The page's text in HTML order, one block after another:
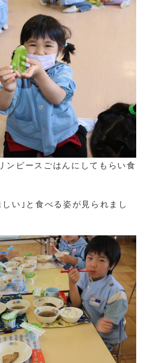
ンピースごはんにしてもらい食
い｣と食べる姿が見られまし